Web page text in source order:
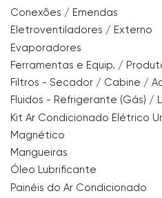
Conexões / Emendas
Eletroventiladores / Externo
Evaporadores
Ferramentas e Equip. /
Filtros - Secador / Cabine /
Fluidos - Refrigerante (Gás) /
Kit Ar Condicionado Elétrico
Magnético
Mangueiras
Óleo Lubrificante
Painéis do Ar Condicionado